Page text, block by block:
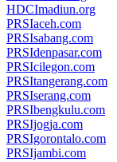
HDCImadiun.org
PRSIaceh.com
PRSIsabang.com
PRSIdenpasar.com
PRSIcilegon.com
PRSItangerang.com
PRSIserang.com
PRSIbengkulu.com
PRSIjogja.com
PRSIgorontalo.com
PRSIjambi.com